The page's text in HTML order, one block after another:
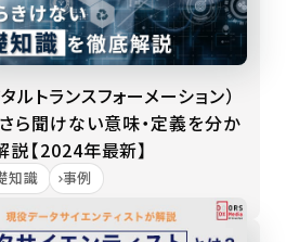
ルトランスフォーメーション）
ら聞けない意味・定義を分か
説【2024年最新】
知識 事例